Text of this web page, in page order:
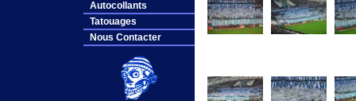
Autocollants
Tatouages
Nous Contacter